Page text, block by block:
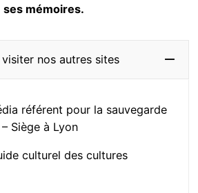
ses mémoires.
visiter nos autres sites
référent pour la sauvegarde
Siège à Lyon
culturel des cultures